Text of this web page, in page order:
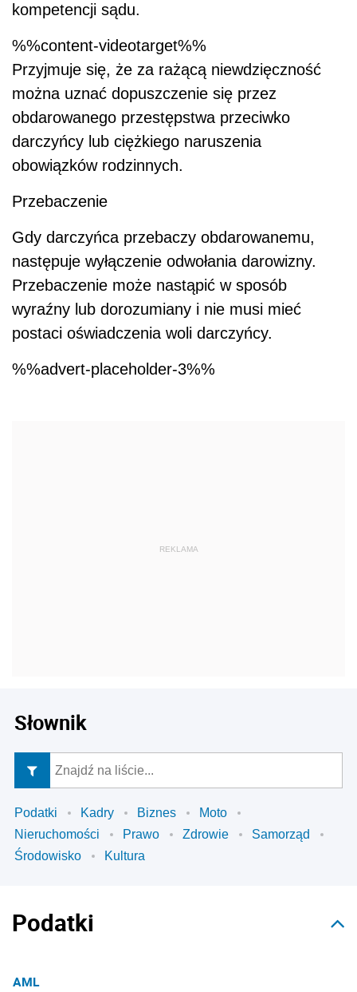
kompetencji sądu.
%%content-videotarget%%
Przyjmuje się, że za rażącą niewdzięczność
można uznać dopuszczenie się przez
obdarowanego przestępstwa przeciwko
darczyńcy lub ciężkiego naruszenia
obowiązków rodzinnych.
Przebaczenie
Gdy darczyńca przebaczy obdarowanemu,
następuje wyłączenie odwołania darowizny.
Przebaczenie może nastąpić w sposób
wyraźny lub dorozumiany i nie musi mieć
postaci oświadczenia woli darczyńcy.
%%advert-placeholder-3%%
Słownik
Podatki Kadry Biznes
Moto
Nieruchomości
Prawo Zdrowie
Samorząd
Środowisko
Kultura
Podatki
AML